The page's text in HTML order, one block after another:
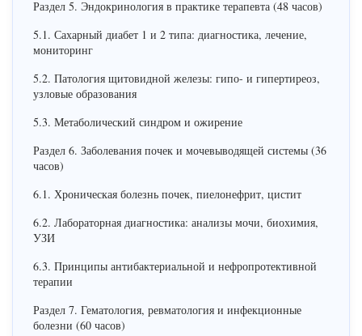
Раздел 5. Эндокринология в практике терапевта (48 часов)
5.1. Сахарный диабет 1 и 2 типа: диагностика, лечение,
мониторинг
5.2. Патология щитовидной железы: гипо- и гипертиреоз,
узловые образования
5.3. Метаболический синдром и ожирение
Раздел 6. Заболевания почек и мочевыводящей системы (36
часов)
6.1. Хроническая болезнь почек, пиелонефрит, цистит
6.2. Лабораторная диагностика: анализы мочи, биохимия,
УЗИ
6.3. Принципы антибактериальной и нефропротективной
терапии
Раздел 7. Гематология, ревматология и инфекционные
болезни (60 часов)